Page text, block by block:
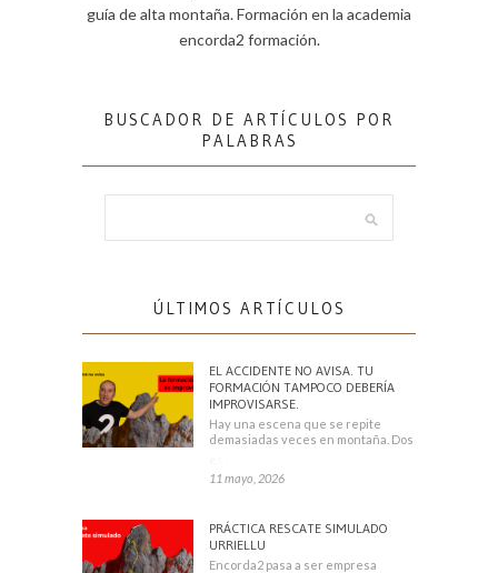
guía de alta montaña. Formación en la academia
encorda2 formación.
BUSCADOR DE ARTÍCULOS POR
PALABRAS
ÚLTIMOS ARTÍCULOS
EL ACCIDENTE NO AVISA. TU
FORMACIÓN TAMPOCO DEBERÍA
IMPROVISARSE.
Hay una escena que se repite
demasiadas veces en montaña. Dos
11 mayo, 2026
PRÁCTICA RESCATE SIMULADO
URRIELLU
Encorda2 pasa a ser empresa